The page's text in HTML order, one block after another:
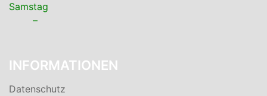
Samstag
–
INFORMATIONEN
Datenschutz